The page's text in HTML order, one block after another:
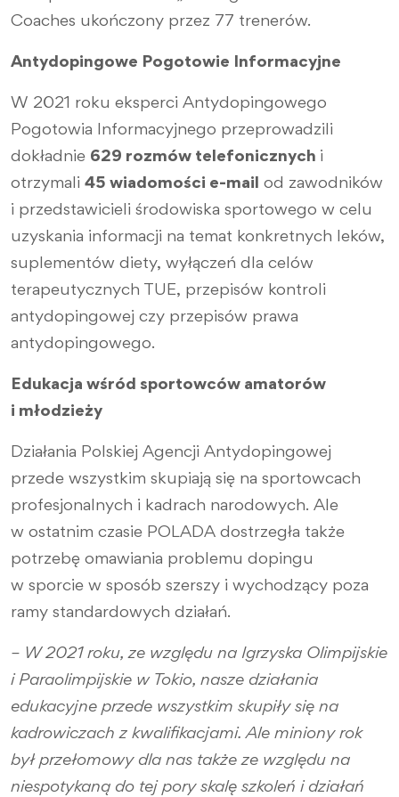
Coaches ukończony przez 77 trenerów.
Antydopingowe Pogotowie Informacyjne
W 2021 roku eksperci Antydopingowego
Pogotowia Informacyjnego przeprowadzili
dokładnie 629 rozmów telefonicznych i
otrzymali 45 wiadomości e-mail
od zawodników
i przedstawicieli środowiska sportowego w celu
uzyskania informacji na temat konkretnych leków,
suplementów diety, wyłączeń dla celów
terapeutycznych TUE, przepisów kontroli
antydopingowej czy przepisów prawa
antydopingowego.
Edukacja wśród sportowców amatorów
i młodzieży
Działania Polskiej Agencji Antydopingowej
przede wszystkim skupiają się na sportowcach
profesjonalnych i kadrach narodowych. Ale
w ostatnim czasie POLADA dostrzegła także
potrzebę omawiania problemu dopingu
w sporcie w sposób szerszy i wychodzący poza
ramy standardowych działań.
– W 2021 roku, ze względu na Igrzyska Olimpijskie
i Paraolimpijskie w Tokio, nasze działania
edukacyjne przede wszystkim skupiły się na
kadrowiczach z kwalifikacjami. Ale miniony rok
był przełomowy dla nas także ze względu na
niespotykaną do tej pory skalę szkoleń i działań